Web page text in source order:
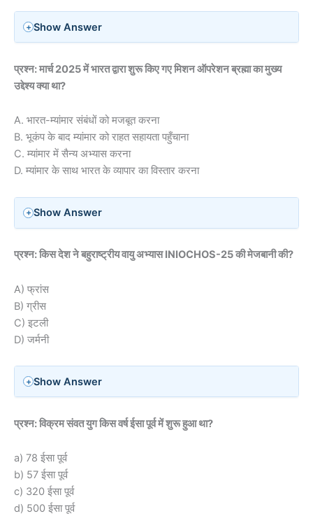
Show Answer
प्रश्न: मार्च 2025 में भारत द्वारा शुरू किए गए मिशन ऑपरेशन ब्रह्मा का मुख्य
उद्देश्य क्या था?
A. भारत-म्यांमार संबंधों को मजबूत करना
B. भूकंप के बाद म्यांमार को राहत सहायता पहुँचाना
C. म्यांमार में सैन्य अभ्यास करना
D. म्यांमार के साथ भारत के व्यापार का विस्तार करना
Show Answer
प्रश्न: किस देश ने बहुराष्ट्रीय वायु अभ्यास INIOCHOS-25 की मेजबानी की?
A) फ्रांस
B) ग्रीस
C) इटली
D) जर्मनी
Show Answer
प्रश्न: विक्रम संवत युग किस वर्ष ईसा पूर्व में शुरू हुआ था?
a) 78 ईसा पूर्व
b) 57 ईसा पूर्व
c) 320 ईसा पूर्व
d) 500 ईसा पूर्व